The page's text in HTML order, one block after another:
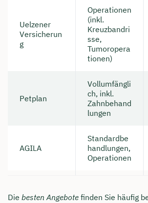
Uelzener
Versicherun
g
Operationen
(inkl.
Kreuzbandri
sse,
Tumoropera
tionen)
Petplan
Vollumfängli
ch, inkl.
Zahnbehand
lungen
AGILA
Standardbe
handlungen,
Operationen
Die besten Angebote finden Sie häufig